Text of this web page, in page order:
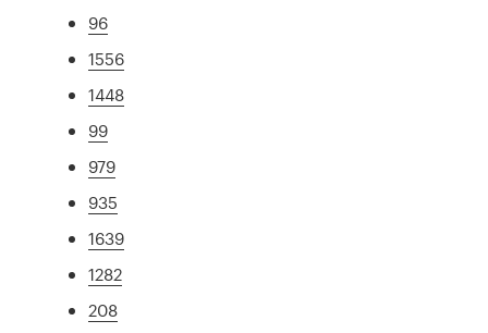
96
1556
1448
99
979
935
1639
1282
208